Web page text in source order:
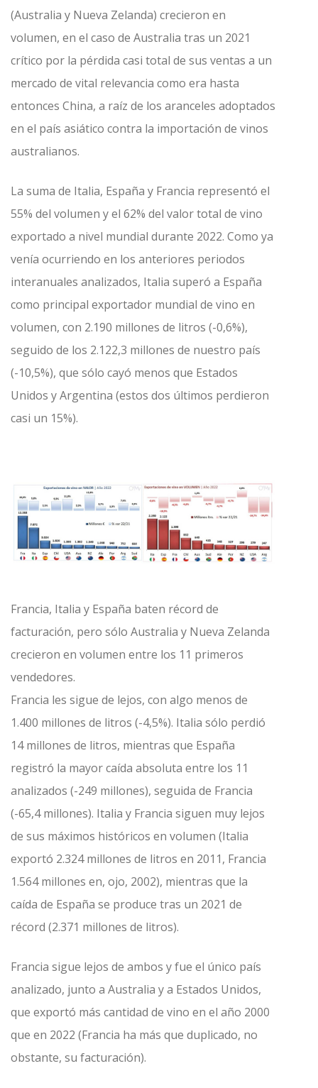
(Australia y Nueva Zelanda) crecieron en
volumen, en el caso de Australia tras un 2021
crítico por la pérdida casi total de sus ventas a un
mercado de vital relevancia como era hasta
entonces China, a raíz de los aranceles adoptados
en el país asiático contra la importación de vinos
australianos.
La suma de Italia, España y Francia representó el
55% del volumen y el 62% del valor total de vino
exportado a nivel mundial durante 2022. Como ya
venía ocurriendo en los anteriores periodos
interanuales analizados, Italia superó a España
como principal exportador mundial de vino en
volumen, con 2.190 millones de litros (-0,6%),
seguido de los 2.122,3 millones de nuestro país
(-10,5%), que sólo cayó menos que Estados
Unidos y Argentina (estos dos últimos perdieron
casi un 15%).
Francia, Italia y España baten récord de
facturación, pero sólo Australia y Nueva Zelanda
crecieron en volumen entre los 11 primeros
vendedores.
Francia les sigue de lejos, con algo menos de
1.400 millones de litros (-4,5%). Italia sólo perdió
14 millones de litros, mientras que España
registró la mayor caída absoluta entre los 11
analizados (-249 millones), seguida de Francia
(-65,4 millones). Italia y Francia siguen muy lejos
de sus máximos históricos en volumen (Italia
exportó 2.324 millones de litros en 2011, Francia
1.564 millones en, ojo, 2002), mientras que la
caída de España se produce tras un 2021 de
récord (2.371 millones de litros).
Francia sigue lejos de ambos y fue el único país
analizado, junto a Australia y a Estados Unidos,
que exportó más cantidad de vino en el año 2000
que en 2022 (Francia ha más que duplicado, no
obstante, su facturación).